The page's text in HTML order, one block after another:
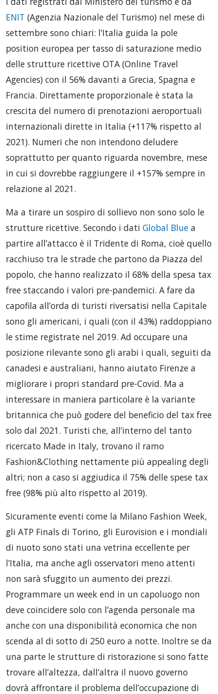
ENIT (Agenzia Nazionale del Turismo) nel mese di
settembre sono chiari: l’Italia guida la pole
position europea per tasso di saturazione medio
delle strutture ricettive OTA (Online Travel
Agencies) con il 56% davanti a Grecia, Spagna e
Francia. Direttamente proporzionale è stata la
crescita del numero di prenotazioni aeroportuali
internazionali dirette in Italia (+117% rispetto al
2021). Numeri che non intendono deludere
soprattutto per quanto riguarda novembre, mese
in cui si dovrebbe raggiungere il +157% sempre in
relazione al 2021.
Ma a tirare un sospiro di sollievo non sono solo le
strutture ricettive. Secondo i dati Global Blue a
partire all’attacco è il Tridente di Roma, cioè quello
racchiuso tra le strade che partono da Piazza del
popolo, che hanno realizzato il 68% della spesa tax
free staccando i valori pre-pandemici. A fare da
capofila all’orda di turisti riversatisi nella Capitale
sono gli americani, i quali (con il 43%) raddoppiano
le stime registrate nel 2019. Ad occupare una
posizione rilevante sono gli arabi i quali, seguiti da
canadesi e australiani, hanno aiutato Firenze a
migliorare i propri standard pre-Covid. Ma a
interessare in maniera particolare è la variante
britannica che può godere del beneficio del tax free
solo dal 2021. Turisti che, all’interno del tanto
ricercato Made in Italy, trovano il ramo
Fashion&Clothing nettamente più appealing degli
altri; non a caso si aggiudica il 75% delle spese tax
free (98% più alto rispetto al 2019).
Sicuramente eventi come la Milano Fashion Week,
gli ATP Finals di Torino, gli Eurovision e i mondiali
di nuoto sono stati una vetrina eccellente per
l’Italia, ma anche agli osservatori meno attenti
non sarà sfuggito un aumento dei prezzi.
Programmare un week end in un capoluogo non
deve coincidere solo con l’agenda personale ma
anche con una disponibilità economica che non
scenda al di sotto di 250 euro a notte. Inoltre se da
una parte le strutture di ristorazione si sono fatte
trovare all’altezza, dall’altra il nuovo governo
dovrà affrontare il problema dell’occupazione di